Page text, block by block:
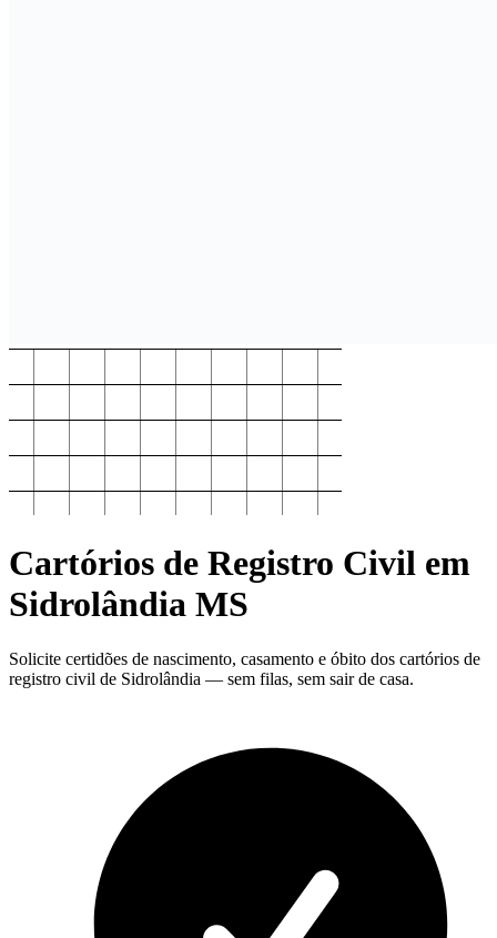
Cartórios de Registro Civil em
Sidrolândia MS
Solicite certidões de nascimento, casamento e óbito dos cartórios de
registro civil de Sidrolândia — sem filas, sem sair de casa.